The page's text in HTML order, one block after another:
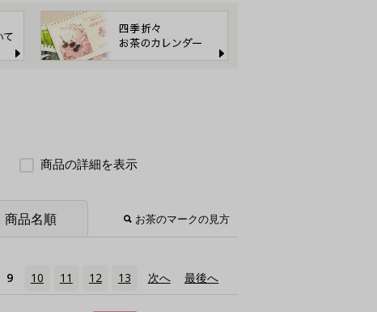
商品の詳細を表示
商品名順 お茶のマークの見方
9 10 11 12 13 次へ 最後へ